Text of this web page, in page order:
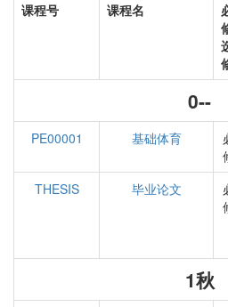
课程号 课程名
0--
PE00001 基础体育
THESIS
毕业论文
1秋